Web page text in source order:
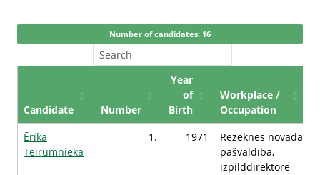
Number of candidates: 16
Candidate Number
Year
of
Birth
Workplace /
Occupation
Ērika
Teirumnieka
1. 1971
Rēzeknes novada
pašvaldība,
izpilddirektore